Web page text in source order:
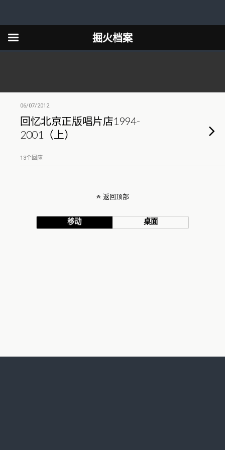
06/07/2012
回忆北京正版唱片店1994-
2001（上）
13个回应
返回顶部
移动 桌面
掘火档案